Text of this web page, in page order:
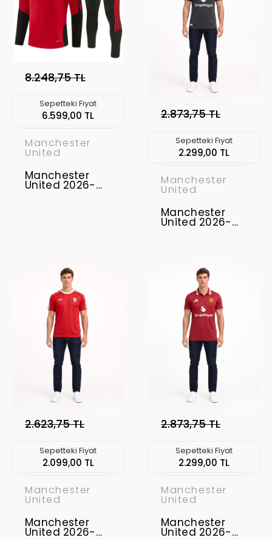
8.248,75 TL
Sepetteki Fiyat
6.599,00 TL
Manchester
United
Manchester
United 2026-
2.873,75 TL
Sepetteki Fiyat
2.299,00 TL
Manchester
United
Manchester
United 2026-
2.623,75 TL
Sepetteki Fiyat
2.099,00 TL
Manchester
United
Manchester
United 2026-
2.873,75 TL
Sepetteki Fiyat
2.299,00 TL
Manchester
United
Manchester
United 2026-